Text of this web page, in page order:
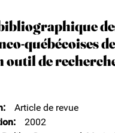
québécoises
outil de
Article de revue
2002